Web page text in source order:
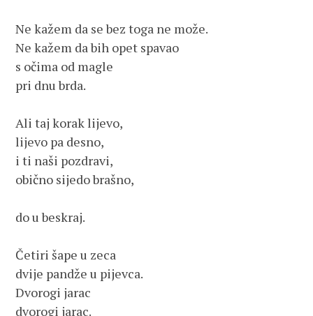
Ne kažem da se bez toga ne može.
Ne kažem da bih opet spavao
s očima od magle
pri dnu brda.
Ali taj korak lijevo,
lijevo pa desno,
i ti naši pozdravi,
obično sijedo brašno,
do u beskraj.
Četiri šape u zeca
dvije pandže u pijevca.
Dvorogi jarac
dvorogi jarac.